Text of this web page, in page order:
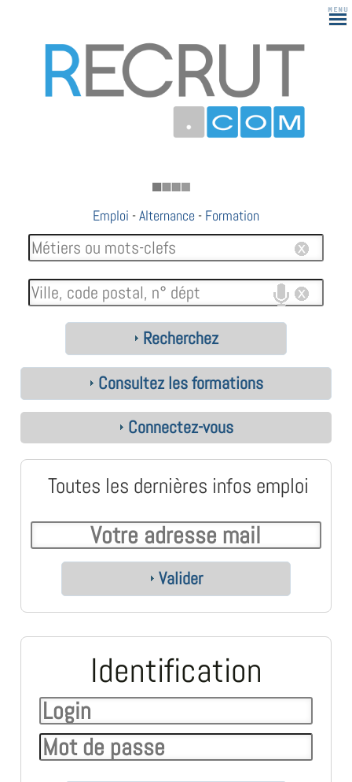
183
Emploi -Alternance - Formation
Recherchez
Consultez les formations
Connectez-vous
Toutes les dernières infos emploi
Valider
Identification